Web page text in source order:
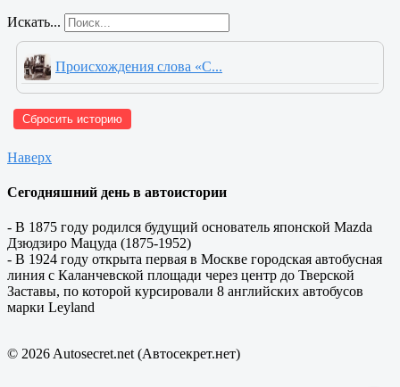
Искать...
Происхождения слова «С...
Сбросить историю
Наверх
Сегодняшний день в автоистории
- В 1875 году родился будущий основатель японской Mazda
Дзюдзиро Мацуда (1875-1952)
- В 1924 году открыта первая в Москве городская автобусная
линия с Каланчевской площади через центр до Тверской
Заставы, по которой курсировали 8 английских автобусов
марки Leyland
© 2026 Autosecret.net (Автосекрет.нет)